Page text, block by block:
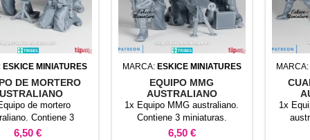
ESKICE MINIATURES
DE MORTERO
de mortero
Contiene 3
miniaturas.
Precio
6,50 €
MARCA: ESKICE MINIATURES
EQUIPO MMG
AUSTRALIANO
1x Equipo MMG australiano.
Contiene 3 miniaturas.
Precio
6,50 €
MARCA:
1x